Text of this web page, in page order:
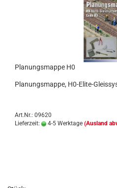
Planungsmappe H0
Planungsmappe, H0-Elite-
Art.Nr.: 09620
Lieferzeit:
4-5 Werktage (Ausland